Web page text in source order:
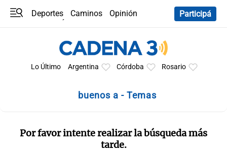
Deportes Caminos
Opinión
Participá
Lo Último Argentina Córdoba Rosario
buenos a - Temas
Por favor intente realizar la búsqueda más
tarde.